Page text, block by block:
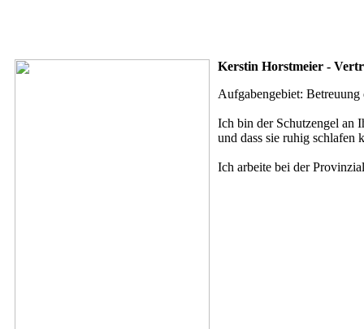
Kerstin Horstmeier -
Aufgabengebiet:
Ich bin der Schutzengel an
und dass sie ruhig schlafen
Ich arbeite bei der